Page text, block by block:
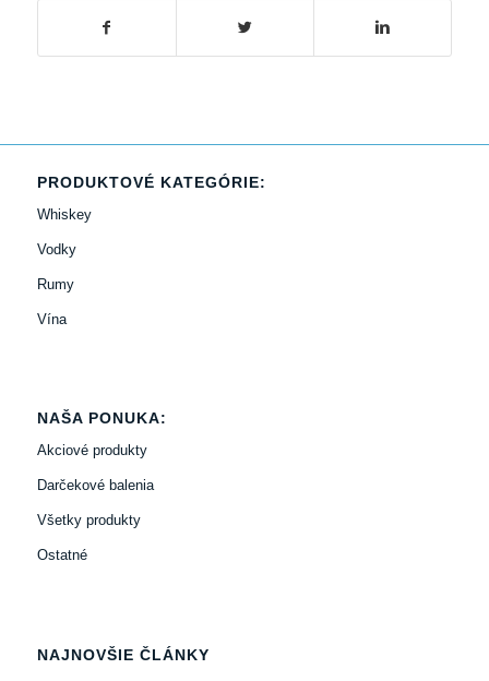
PRODUKTOVÉ KATEGÓRIE:
Whiskey
Vodky
Rumy
Vína
NAŠA PONUKA:
Akciové produkty
Darčekové balenia
Všetky produkty
Ostatné
NAJNOVŠIE ČLÁNKY